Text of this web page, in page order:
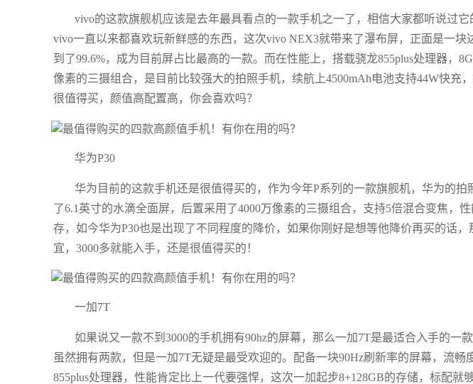
vivo的这款旗舰机应该是去年最具看点的一款手机之一了，相信大家都听说过它
vivo一直以来都喜欢玩新鲜感的东西，这次vivo NEX3就带来了瀑布屏，正面是一块
到了99.6%，成为目前屏占比最高的一款。而在性能上，搭载骁龙855plus处理器，
像素的三摄组合，是目前比较强大的拍照手机，续航上4500mAh电池支持44W快充
很值得买，颜值高配置高，你会喜欢吗？
华为P30
华为目前的这款手机还是很值得买的，作为今年P系列的一款旗舰机，华为的拍
了6.1英寸的水滴全面屏，后置采用了4000万像素的三摄组合，支持5倍混合变焦，
存，如今华为P30也是出现了不同程度的降价，如果你刚好是想等他降价再买的话
宜，3000多就能入手，还是很值得买的！
一加7T
如果说又一款不到3000的手机拥有90hz的屏幕，那么一加7T是最适合入手的一
虽然拥有两款，但是一加7T无疑是最受欢迎的。配备一块90Hz刷新率的屏幕，流畅
855plus处理器，性能肯定比上一代要强悍，这次一加起步8+128GB的存储，标配就